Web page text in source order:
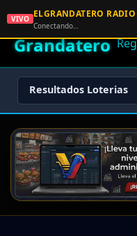
🌟 El
Grandatero
Resultados Loterias
VIVO ELGRANDATERO RADIO
Conectando…